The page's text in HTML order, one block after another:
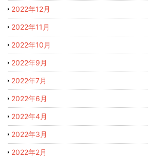
2022年12月
2022年11月
2022年10月
2022年9月
2022年7月
2022年6月
2022年4月
2022年3月
2022年2月